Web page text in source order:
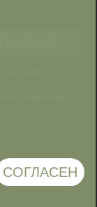
СОГЛАСЕН